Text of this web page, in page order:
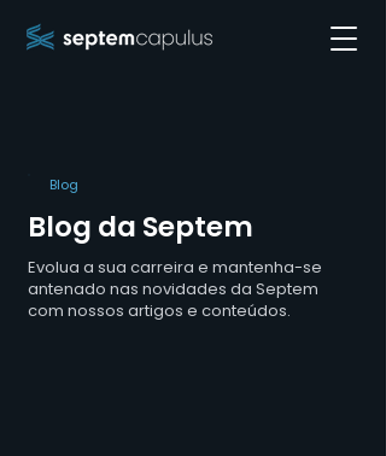
Blog
Blog da Septem
Evolua a sua carreira e mantenha-se
antenado nas novidades da Septem
com nossos artigos e conteúdos.